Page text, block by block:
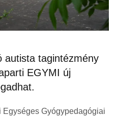
autista tagintézmény
EGYMI új
Gyógypedagógiai